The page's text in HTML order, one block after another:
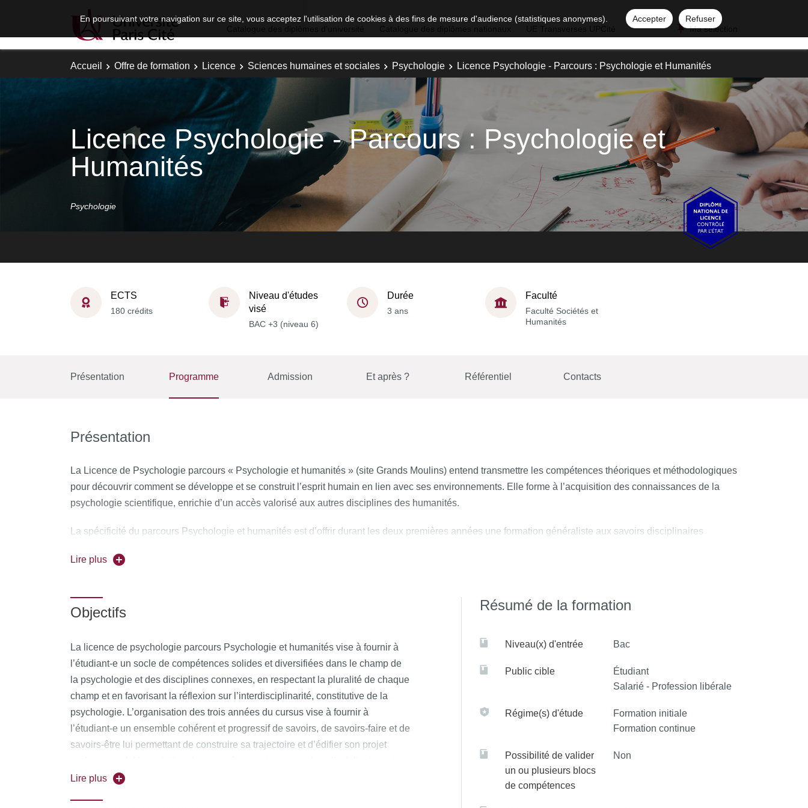
En poursuivant votre navigation sur ce site, vous acceptez l'utilisation de cookies à des fins de mesure d'audience (statistiques anonymes). Accepter
Refuser
Ma sélection
Accueil Offre de formation Licence Sciences humaines et sociales Psychologie Licence Psychologie - Parcours : Psychologie et Humanités
Licence Psychologie - Parcours : Psychologie et
Humanités
Psychologie
ECTS
180 crédits
Niveau d'études
visé
BAC +3 (niveau 6)
Durée
3 ans
Faculté
Faculté Sociétés et
Humanités
Présentation Programme Admission Et après ? Référentiel Contacts
Présentation
La Licence de Psychologie parcours « Psychologie et humanités » (site Grands Moulins) entend transmettre les compétences théoriques et méthodologiques
pour découvrir comment se développe et se construit l’esprit humain en lien avec ses environnements. Elle forme à l’acquisition des connaissances de la
psychologie scientifique, enrichie d’un accès valorisé aux autres disciplines des humanités.
La spécificité du parcours Psychologie et humanités est d’offrir durant les deux premières années une formation généraliste aux savoirs disciplinaires
placé sur un approfondissement disciplinaire de la psychologie clinique et psychopathologie, en particulier psychodynamique et psychanalytique, ainsi que
psychologique, techniques d’entretien et méthodes psychothérapeutiques, introduction au paysage et au fonctionnement institutionnel dans le champ de la
santé mentale et à la place du psychologue au sein d’un parcours de soin).
Brochure 2025/2026
Lire plus
Objectifs
La licence de psychologie parcours Psychologie et humanités vise à fournir à
l’étudiant-e un socle de compétences solides et diversifiées dans le champ de
la psychologie et des disciplines connexes, en respectant la pluralité de chaque
champ et en favorisant la réflexion sur l’interdisciplinarité, constitutive de la
psychologie. L’organisation des trois années du cursus vise à fournir à
l’étudiant-e un ensemble cohérent et progressif de savoirs, de savoirs-faire et de
savoirs-être lui permettant de construire sa trajectoire et d’édifier son projet
pré-professionnelles qui forment le coeur de la licence vise à préparer
Lire plus
Résumé de la formation
Niveau(x) d'entrée Bac
Public cible
Étudiant
Salarié - Profession libérale
Régime(s) d'étude
Formation initiale
Formation continue
Possibilité de valider
un ou plusieurs blocs
de compétences
Non